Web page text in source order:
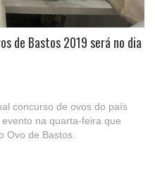
de Bastos 2019 será no dia
concurso de ovos do país
na quarta-feira que
Ovo de Bastos.